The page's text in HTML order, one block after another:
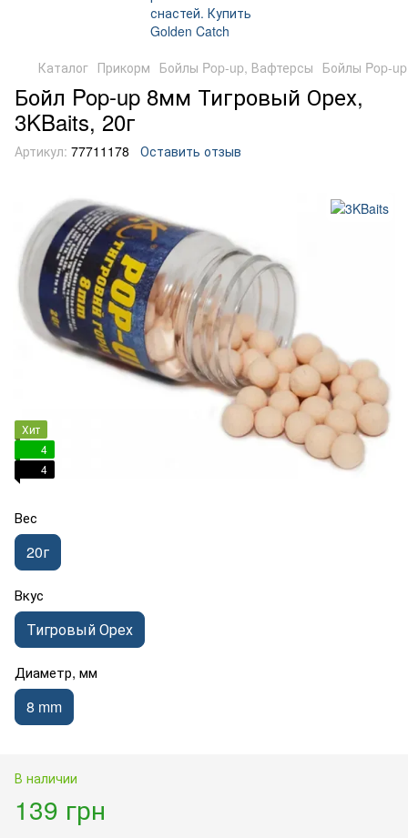
Каталог Прикорм Бойлы Pop-up, Вафтерсы Бойлы Pop-
Бойл Pop-up 8мм Тигровый Орех,
3KBaits, 20г
Артикул: 77711178 Оставить отзыв
Хит
4
4
Вес
20г
Вкус
Тигровый Орех
Диаметр, мм
8 mm
В наличии
139 грн